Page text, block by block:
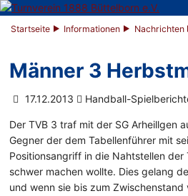
Startseite Informationen Nachrichten
Männer 3
17.12.2013 Handball-
Der TVB 3 traf mit der SG Arheillgen
Gegner der dem Tabellenführer mit
Positionsangriff in die Nahtstellen der
schwer machen wollte. Dies gelang
und wenn sie bis zum Zwischenstand